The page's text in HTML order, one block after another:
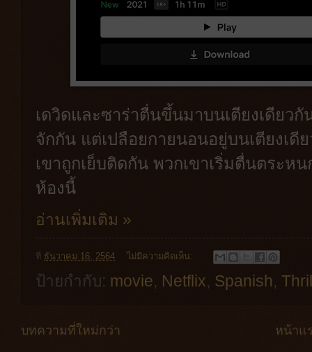
เดวิดและซาร่าตื่นขึ้นมาบนเตียงเดียว
จักกัน แต่เปลือยกายนอนอยู่บนเตียงเ
เขาถูกเย็บติดกัน พวกเขาเริ่มตื่นตระห
ห้องนี้
อ่านเพิ่มเติม »
ที่ ธันวาคม 16, 2564 ไม่มีความคิดเห็น:
ป้ายกำกับ: movie, Netflix, Spanish,
บทความที่ใหม่กว่า หน้าแ